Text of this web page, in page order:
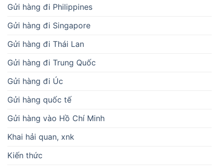
Gửi hàng đi Philippines
Gửi hàng đi Singapore
Gửi hàng đi Thái Lan
Gửi hàng đi Trung Quốc
Gửi hàng đi Úc
Gửi hàng quốc tế
Gửi hàng vào Hồ Chí Minh
Khai hải quan, xnk
Kiến thức